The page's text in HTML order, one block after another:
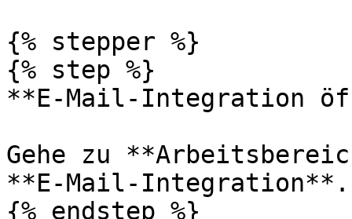
{% stepper %}
{% step %}
**E-Mail-Integration
Gehe zu
**E-Mail-Integration**.
{% endstep %}